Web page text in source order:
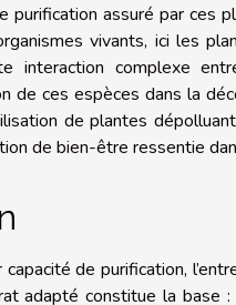
assuré par ces
vivants, ici les
interaction complexe
de ces espèces dans la
de plantes
de bien-être ressentie
de purification,
adapté constitue la base